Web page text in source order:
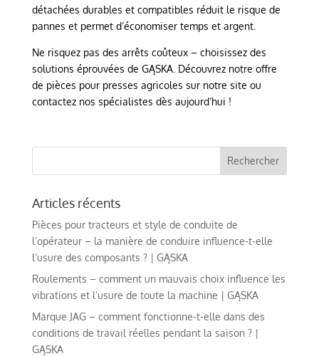
détachées durables et compatibles réduit le risque de
pannes et permet d’économiser temps et argent.
Ne risquez pas des arrêts coûteux – choisissez des
solutions éprouvées de GĄSKA. Découvrez notre offre
de pièces pour presses agricoles sur notre site ou
contactez nos spécialistes dès aujourd’hui !
Articles récents
Pièces pour tracteurs et style de conduite de
l’opérateur – la manière de conduire influence-t-elle
l’usure des composants ? | GĄSKA
Roulements – comment un mauvais choix influence les
vibrations et l’usure de toute la machine | GĄSKA
Marque JAG – comment fonctionne-t-elle dans des
conditions de travail réelles pendant la saison ? |
GĄSKA